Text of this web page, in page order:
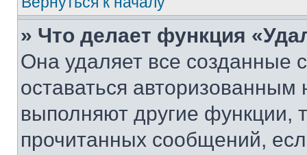
» Что делает функция
Она удаляет все созданные
оставаться
выполняют другие функции,
прочитанных сообщений,